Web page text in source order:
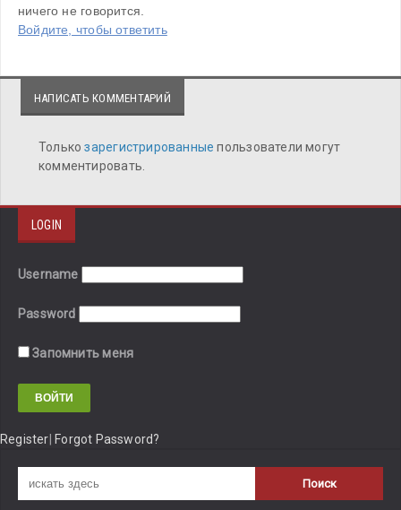
ничего не говорится.
Войдите, чтобы ответить
НАПИСАТЬ КОММЕНТАРИЙ
Толькозарегистрированныепользователи могут
комментировать.
LOGIN
Username
Password
Запомнить меня
Register Forgot Password?